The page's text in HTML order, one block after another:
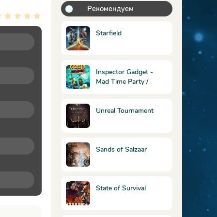
Рекомендуем
Starfield
Inspector Gadget -
Mad Time Party /
Unreal Tournament
Sands of Salzaar
State of Survival